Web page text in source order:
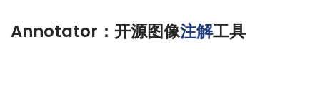
Annotator：开源图像注解工具